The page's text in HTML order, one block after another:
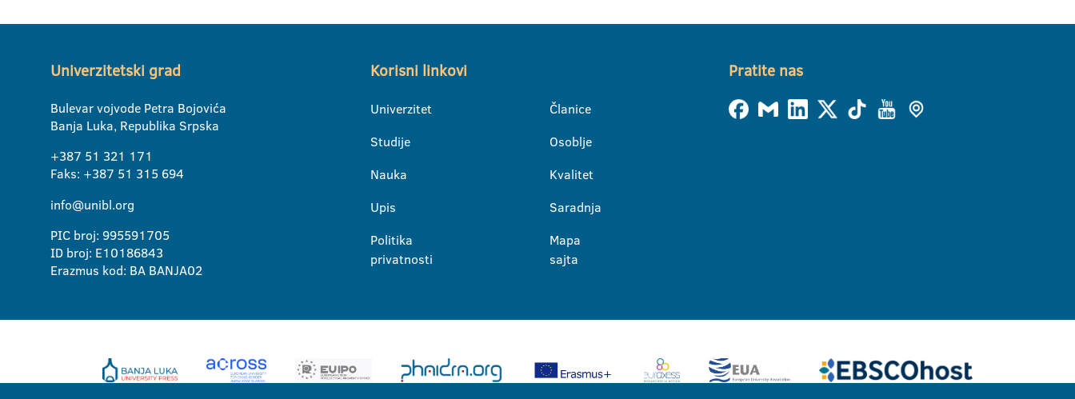
Univerzitetski grad
Bulevar vojvode Petra Bojovića
Banja Luka, Republika Srpska
+387 51 321 171
Faks: +387 51 315 694
info@unibl.org
PIC broj: 995591705
ID broj: E10186843
Erazmus kod: BA BANJA02
Korisni linkovi
Univerzitet
Studije
Nauka
Upis
Politika
privatnosti
Članice
Osoblje
Kvalitet
Saradnja
Mapa
sajta
Pratite nas